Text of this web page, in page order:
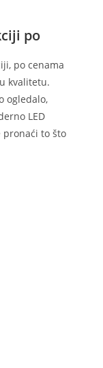
po
po cenama
kvalitetu.
ogledalo,
LED
pronaći to što